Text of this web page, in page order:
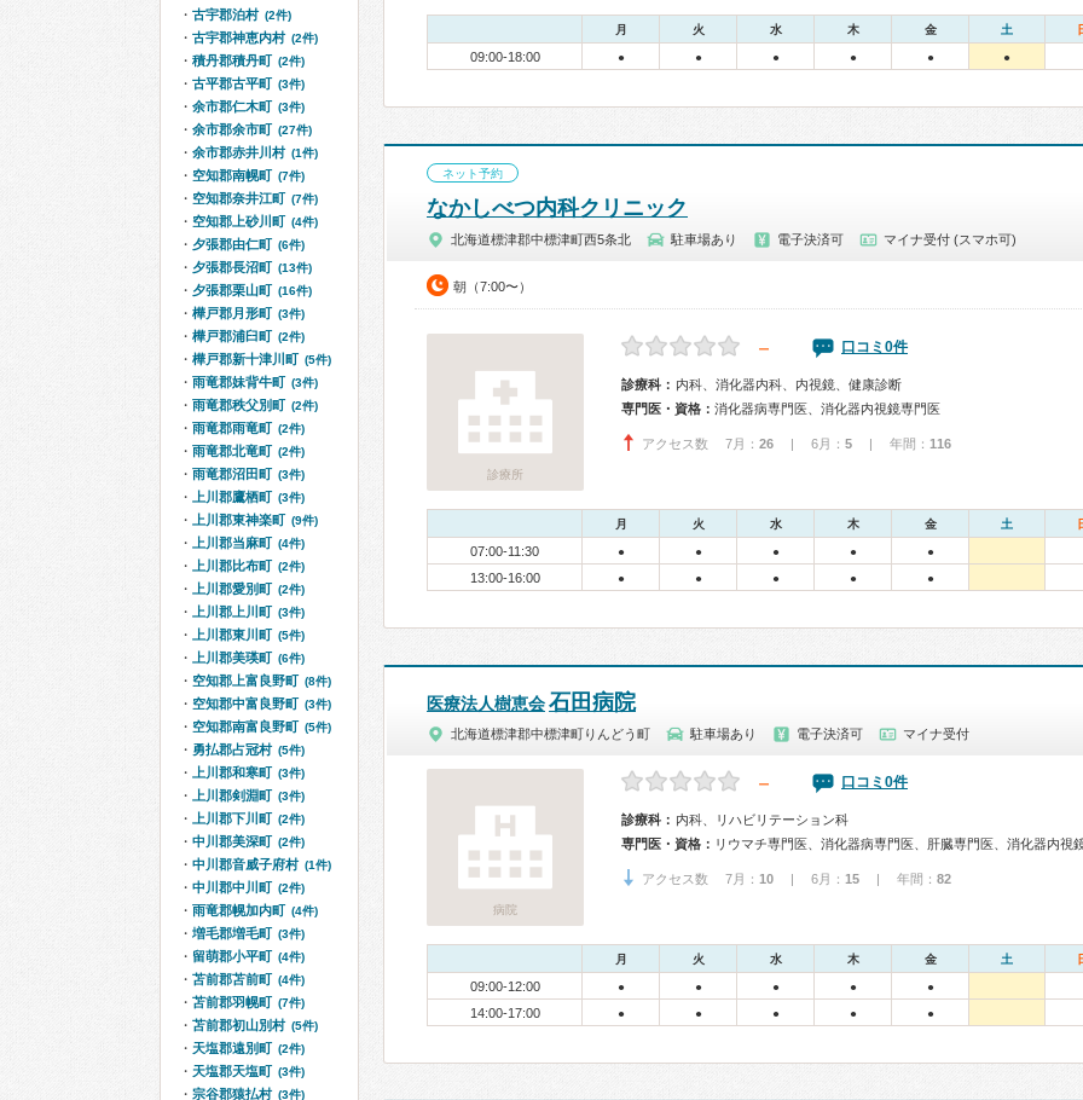
月 火 水 木 金 土
09:00-18:00 ● ● ● ● ● ●
ネット予約
なかしべつ内科クリニック
北海道標津郡中標津町西5条北 駐車場あり 電子決済可 マイナ受付 (スマホ可)
朝（7:00〜）
診療所
－ 口コミ0件
診療科： 内科、消化器内科、内視鏡、健康診断
専門医・資格： 消化器病専門医、消化器内視鏡専門医
アクセス数 7月： 26 | 6月： 5 | 年間： 116
月 火 水 木 金 土
07:00-11:30 ● ● ● ● ●
13:00-16:00 ● ● ● ● ●
医療法人樹恵会石田病院
北海道標津郡中標津町りんどう町 駐車場あり 電子決済可 マイナ受付
病院
－ 口コミ0件
診療科： 内科、リハビリテーション科
専門医・資格：
アクセス数 7月： 10 | 6月： 15 | 年間： 82
月 火 水 木 金 土
09:00-12:00 ● ● ● ● ●
14:00-17:00 ● ● ● ● ●
古宇郡泊村 (2件)
古宇郡神恵内村 (2件)
積丹郡積丹町 (2件)
古平郡古平町 (3件)
余市郡仁木町 (3件)
余市郡余市町 (27件)
余市郡赤井川村 (1件)
空知郡南幌町 (7件)
空知郡奈井江町 (7件)
空知郡上砂川町 (4件)
夕張郡由仁町 (6件)
夕張郡長沼町 (13件)
夕張郡栗山町 (16件)
樺戸郡月形町 (3件)
樺戸郡浦臼町 (2件)
樺戸郡新十津川町 (5件)
雨竜郡妹背牛町 (3件)
雨竜郡秩父別町 (2件)
雨竜郡雨竜町 (2件)
雨竜郡北竜町 (2件)
雨竜郡沼田町 (3件)
上川郡鷹栖町 (3件)
上川郡東神楽町 (9件)
上川郡当麻町 (4件)
上川郡比布町 (2件)
上川郡愛別町 (2件)
上川郡上川町 (3件)
上川郡東川町 (5件)
上川郡美瑛町 (6件)
空知郡上富良野町 (8件)
空知郡中富良野町 (3件)
空知郡南富良野町 (5件)
勇払郡占冠村 (5件)
上川郡和寒町 (3件)
上川郡剣淵町 (3件)
上川郡下川町 (2件)
中川郡美深町 (2件)
中川郡音威子府村 (1件)
中川郡中川町 (2件)
雨竜郡幌加内町 (4件)
増毛郡増毛町 (3件)
留萌郡小平町 (4件)
苫前郡苫前町 (4件)
苫前郡羽幌町 (7件)
苫前郡初山別村 (5件)
天塩郡遠別町 (2件)
天塩郡天塩町 (3件)
宗谷郡猿払村 (3件)